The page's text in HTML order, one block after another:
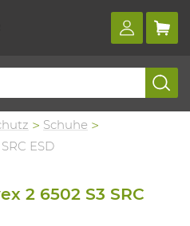
Schuhe
ESD
2 6502 S3 SRC